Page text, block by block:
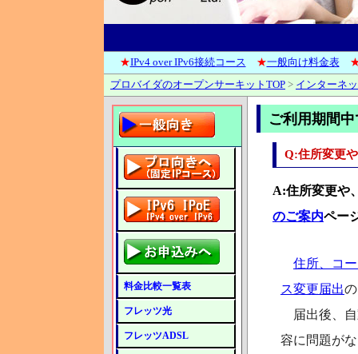
★IPv4 over IPv6接続コース ★一般向け料金表
プロバイダのオープンサーキットTOP > インターネ
ご利用期間
Q:住所変更
A:住所変更や
のご案内ペー
住所、コ
ス変更届出
届出後、自
容に問題が
料金比較一覧表
フレッツ光
フレッツADSL